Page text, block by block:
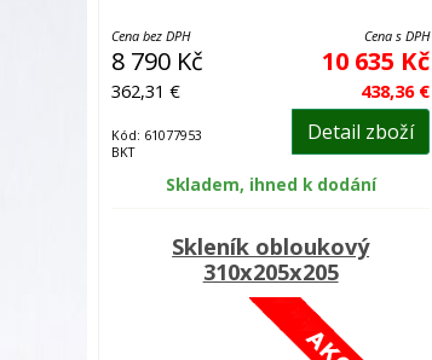
Cena bez DPH
8 790 Kč
362,31 €
Cena s DPH
10 635 Kč
438,36 €
Kód: 61077953
BKT
Detail zboží
Skladem, ihned k dodání
Skleník obloukový
310x205x205